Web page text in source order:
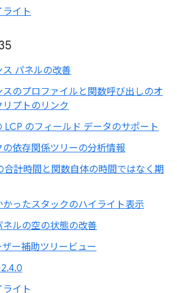
イト
パネルの改善
スのプロファイルと関数呼び出しのオ
リプトのリンク
LCP のフィールド データのサポート
の依存関係ツリーの分析情報
合計時間と関数自体の時間ではなく期
ったスタックのハイライト表示
ネルの空の状態の改善
ー補助ツリービュー
イト